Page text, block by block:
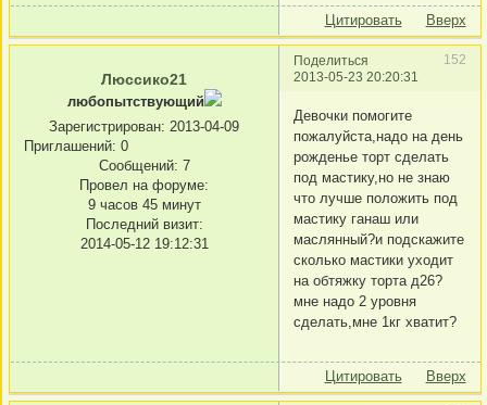
Цитировать Вверх
Поделиться
152
2013-05-23 20:20:31
Люссико21
любопытствующий
Зарегистрирован: 2013-04-09
Приглашений: 0
Сообщений: 7
Провел на форуме:
9 часов 45 минут
Последний визит:
2014-05-12 19:12:31
Девочки помогите
пожалуйста,надо на день
рожденье торт сделать
под мастику,но не знаю
что лучше положить под
мастику ганаш или
маслянный?и подскажите
сколько мастики уходит
на обтяжку торта д26?
мне надо 2 уровня
сделать,мне 1кг хватит?
Цитировать Вверх